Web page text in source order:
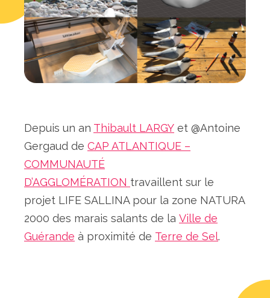
Depuis un an Thibault LARGY et @Antoine
Gergaud de CAP ATLANTIQUE –
COMMUNAUTÉ
D’AGGLOMÉRATION travaillent sur le
projet LIFE SALLINA pour la zone NATURA
2000 des marais salants de la Ville de
Guérande à proximité de Terre de Sel.